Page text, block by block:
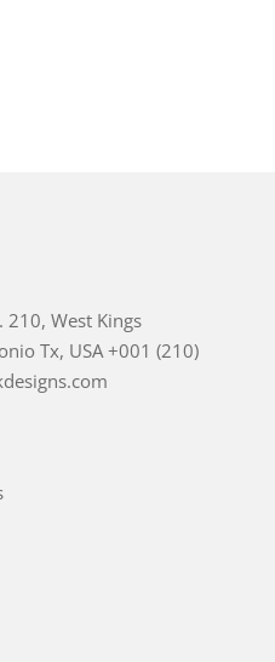
West Kings
Tx, USA +001 (210)